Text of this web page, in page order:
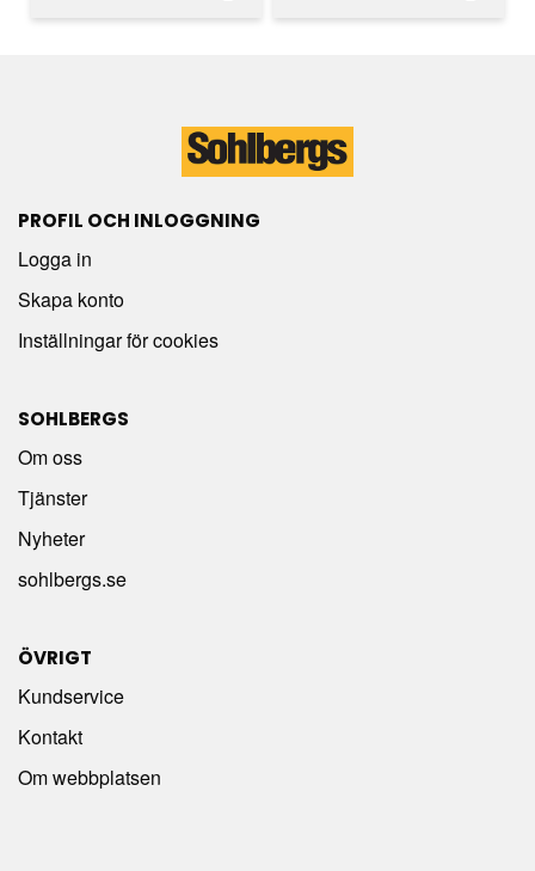
PROFIL OCH INLOGGNING
Logga in
Skapa konto
Inställningar för cookies
SOHLBERGS
Om oss
Tjänster
Nyheter
sohlbergs.se
ÖVRIGT
Kundservice
Kontakt
Om webbplatsen